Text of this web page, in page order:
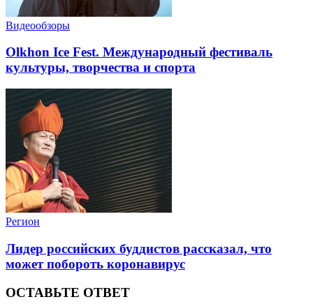
Видеообзоры
Olkhon Ice Fest. Международный фестиваль
культуры, творчества и спорта
Регион
Лидер российских буддистов рассказал, что
может побороть коронавирус
ОСТАВЬТЕ ОТВЕТ